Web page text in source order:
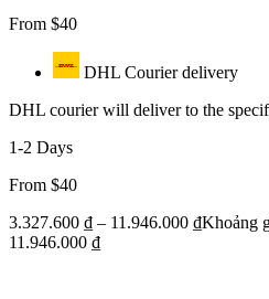
From $40
DHL Courier delivery
DHL courier will deliver to the
1-2 Days
From $40
3.327.600 ₫ – 11.946.000 ₫Khoảng
11.946.000 ₫